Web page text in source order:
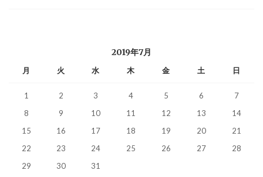
2019年7月
月 火 水 木 金 土 日
1 2 3 4 5 6
7
8
9 10 11 12 13
14
15
16 17 18 19 20
21
22
23 24 25 26 27
28
29
30 31